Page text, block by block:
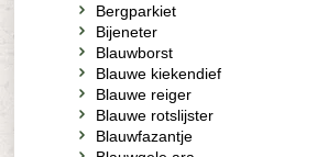
Bergparkiet
Bijeneter
Blauwborst
Blauwe kiekendief
Blauwe reiger
Blauwe rotslijster
Blauwfazantje